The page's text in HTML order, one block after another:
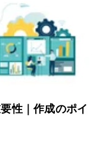
性｜作成のポイ